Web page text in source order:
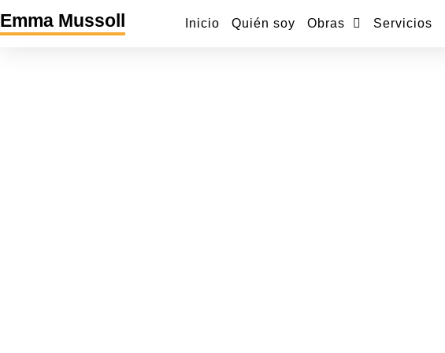
al
Emma Mussoll Inicio Quién soy Obras Servicios